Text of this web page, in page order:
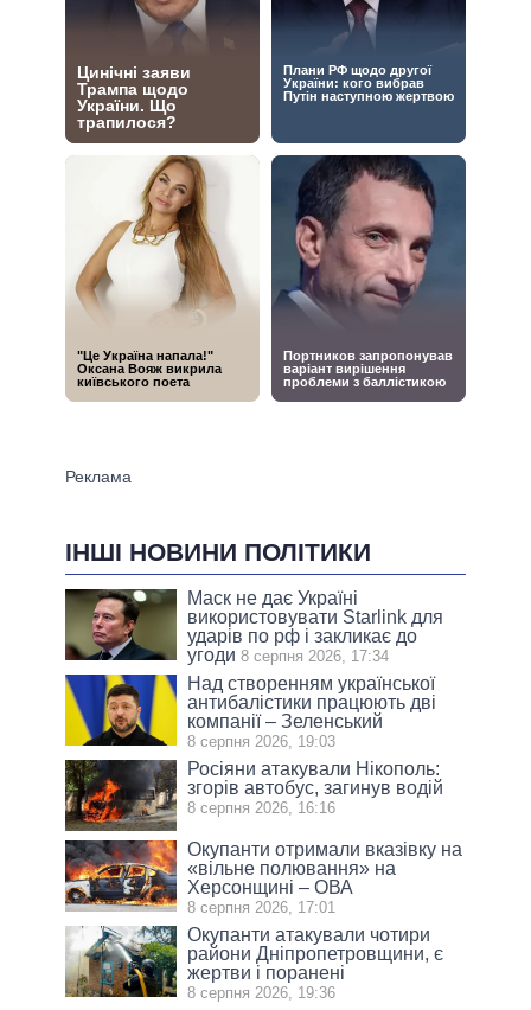
ІНШІ НОВИНИ ПОЛІТИКИ
Маск не дає Україні
використовувати Starlink для
ударів по рф і закликає до
угоди 8 серпня 2026, 17:34
Над створенням української
антибалістики працюють дві
компанії – Зеленський
8 серпня 2026, 19:03
Росіяни атакували Нікополь:
згорів автобус, загинув водій
8 серпня 2026, 16:16
Окупанти отримали вказівку на
«вільне полювання» на
Херсонщині – ОВА
8 серпня 2026, 17:01
Окупанти атакували чотири
райони Дніпропетровщини, є
жертви і поранені
8 серпня 2026, 19:36